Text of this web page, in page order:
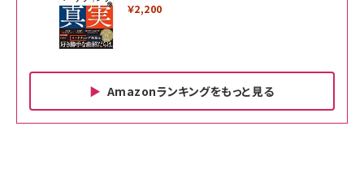
￥2,200
Amazonランキングをもっと見る